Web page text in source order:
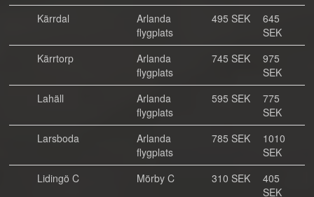
Kärrdal
Arlanda
flygplats
495 SEK
645
SEK
Kärrtorp
Arlanda
flygplats
745 SEK
975
SEK
Lahäll
Arlanda
flygplats
595 SEK
775
SEK
Larsboda
Arlanda
flygplats
785 SEK
1010
SEK
Lidingö C
Mörby C 310 SEK
405
SEK